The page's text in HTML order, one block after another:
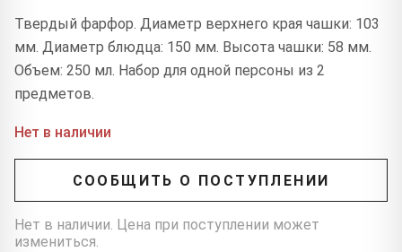
Твердый фарфор. Диаметр верхнего края чашки: 103
мм. Диаметр блюдца: 150 мм. Высота чашки: 58 мм.
Объем: 250 мл. Набор для одной персоны из 2
предметов.
Нет в наличии
СООБЩИТЬ О ПОСТУПЛЕНИИ
Нет в наличии. Цена при поступлении может
измениться.